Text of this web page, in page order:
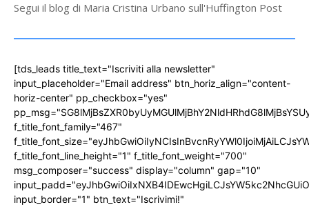
Segui il blog di Maria Cristina Urbano sull'Huffington Post
[tds_leads title_text="Iscriviti alla newsletter"
input_placeholder="Email address" btn_horiz_align="content-
horiz-center" pp_checkbox="yes"
f_title_font_family="467"
f_title_font_line_height="1" f_title_font_weight="700"
msg_composer="success" display="column" gap="10"
input_border="1" btn_text="Iscrivimi!"